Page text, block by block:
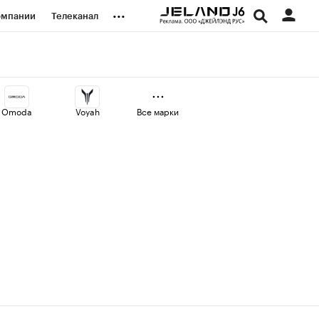
Телеканал ...
Omoda Voyah Все марки